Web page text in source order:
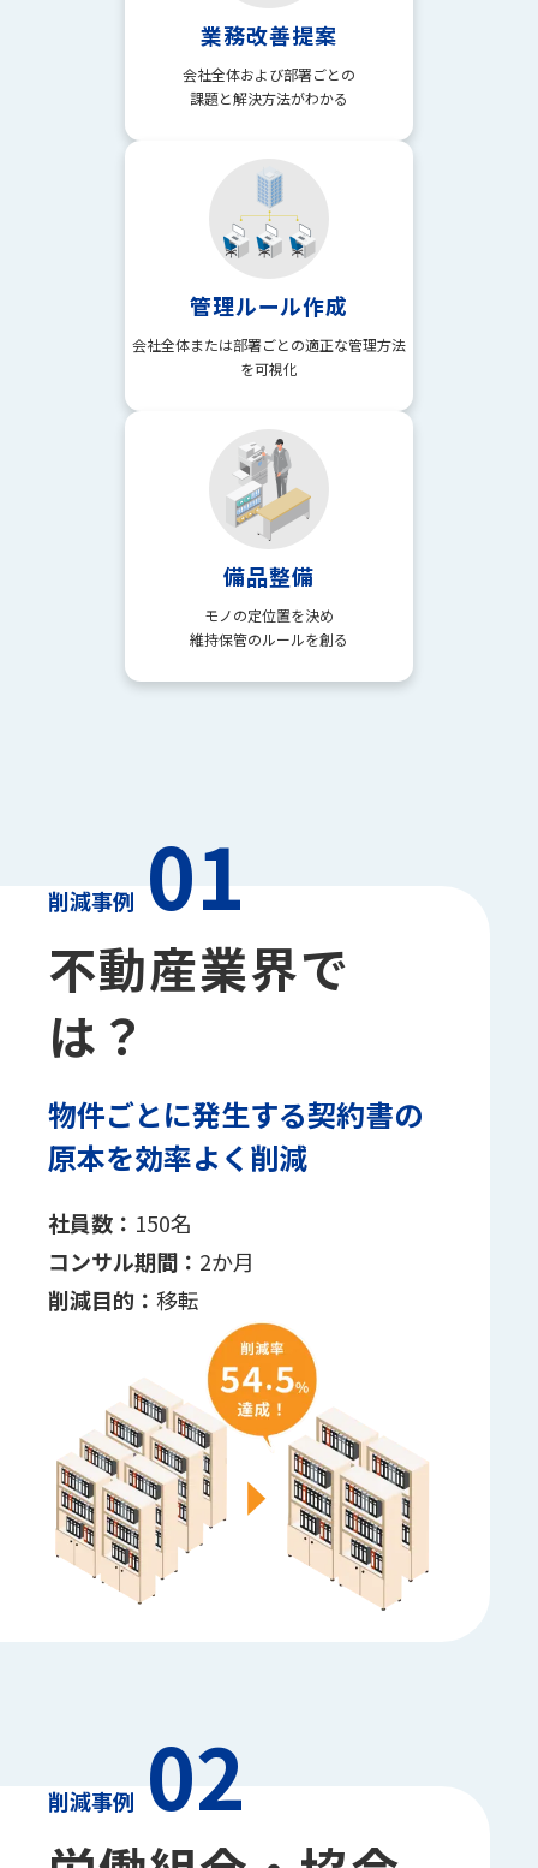
業務改善提案
会社全体および部署ごとの
課題と解決方法がわかる
管理ルール作成
会社全体または部署ごとの適正な管理方法
を可視化
備品整備
モノの定位置を決め
維持保管のルールを創る
削減事例 01
不動産業界で
は？
物件ごとに発生する契約書の
原本を効率よく削減
社員数： 150名
コンサル期間： 2か月
削減目的： 移転
削減事例 02